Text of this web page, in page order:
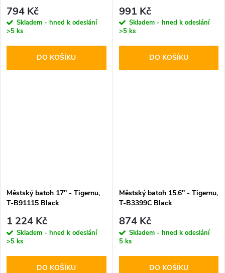
794 Kč
Skladem - hned k odeslání
>5 ks
DO KOŠÍKU
991 Kč
Skladem - hned k odeslání
>5 ks
DO KOŠÍKU
Městský batoh 17'' - Tigernu,
T-B91115 Black
1 224 Kč
Skladem - hned k odeslání
>5 ks
DO KOŠÍKU
Městský batoh 15.6'' - Tigernu,
T-B3399C Black
874 Kč
Skladem - hned k odeslání
5 ks
DO KOŠÍKU